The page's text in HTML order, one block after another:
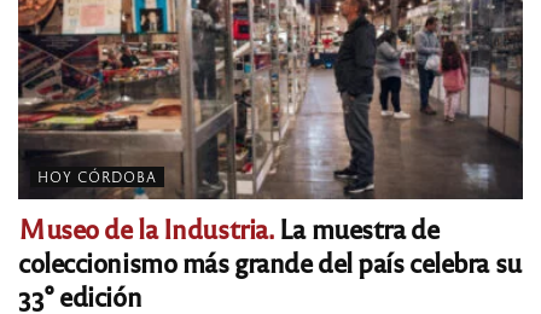
HOY CÓRDOBA
Museo de la Industria.La muestra de
coleccionismo más grande del país celebra su
33° edición